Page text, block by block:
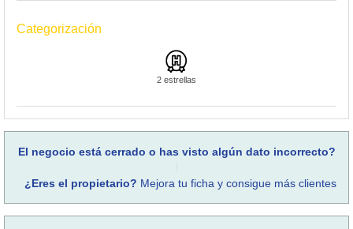
Categorización
2 estrellas
El negocio está cerrado o has visto algún dato incorrecto?
¿Eres el propietario? Mejora tu ficha y consigue más clientes